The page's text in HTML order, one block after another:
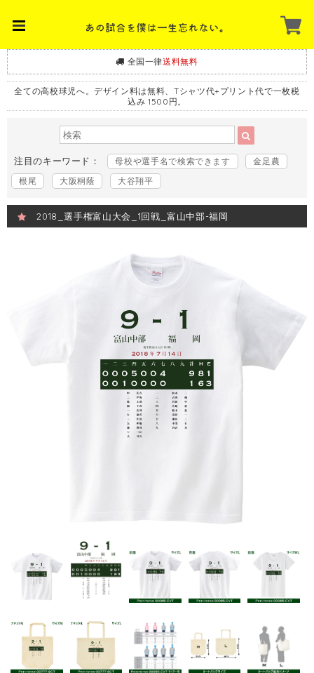
全国一律送料無料
全ての高校球児へ。デザイン料は無料、Tシャツ代+プリント代で一枚税
込み 1500円。
注目のキーワード： 母校や選手名で検索できます
金足農
根尾
大阪桐蔭 大谷翔平
2018_選手権富山大会_1回戦_富山中部-福岡